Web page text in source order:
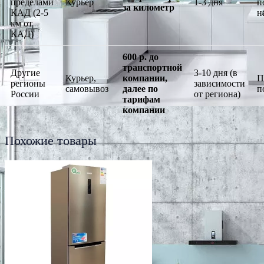
КАД (2-5
км от
КАД)
за километр
Другие
регионы
России
Курьер,
самовывоз
600 р. до
транспортной
компании,
далее по
тарифам
компании
3-10 дня (в
зависимости
от региона)
Похожие товары